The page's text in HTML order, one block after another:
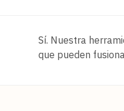
Sí. Nuestra
que pueden